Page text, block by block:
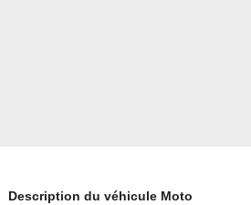
Description du véhicule Moto